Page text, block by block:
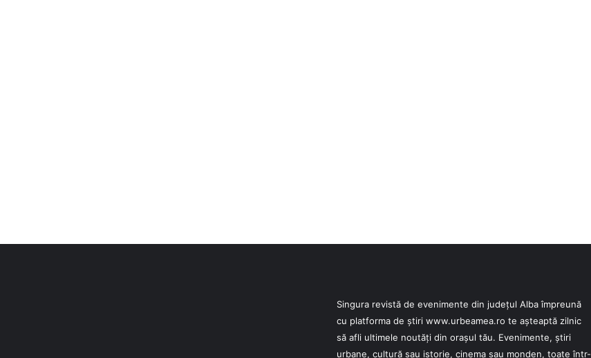
Singura revistă de evenimente din județul Alba împreună
cu platforma de știri www.urbeamea.ro te așteaptă zilnic
să afli ultimele noutăți din orașul tău. Evenimente, știri
urbane, cultură sau istorie, cinema sau monden, toate într-